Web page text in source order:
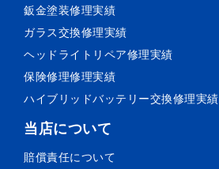
鈑金塗装修理実績
ガラス交換修理実績
ヘッドライトリペア修理実績
保険修理修理実績
ハイブリッドバッテリー交換修理実績
当店について
賠償責任について